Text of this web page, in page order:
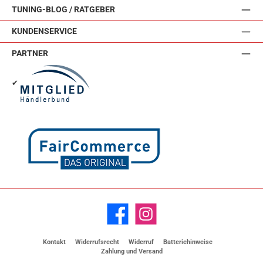
TUNING-BLOG / RATGEBER
KUNDENSERVICE
PARTNER
✔
Facebook Instagram
Kontakt Widerrufsrecht Widerruf
Batteriehinweise
Zahlung und Versand